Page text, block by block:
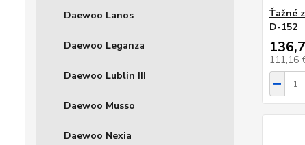
Daewoo Lanos
Daewoo Leganza
Daewoo Lublin III
Daewoo Musso
Daewoo Nexia
Ťažné
D-152
111,16